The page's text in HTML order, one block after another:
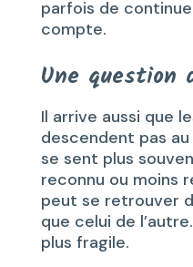
parfois de
compte.
Une question
Il arrive aussi que
descendent pas au
se sent plus
reconnu ou moins
peut se retrouver
que celui de
plus fragile.